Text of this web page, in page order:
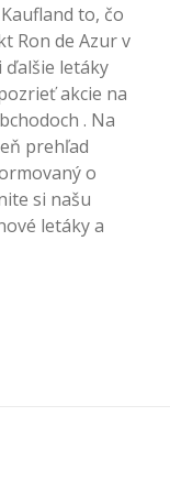
to, čo
Ron de Azur v
ďalšie letáky
akcie na
. Na
prehľad
o
si našu
letáky a